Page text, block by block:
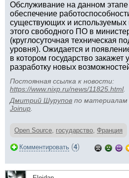
Обслуживание на данном
обеспечение
существующих и используемых
этого свободного ПО в
(круглосуточная техническая
уровня). Ожидается и
в котором государство
разработку новых
Постоянная ссылка к новости:
https://www.nixp.ru/news/11825.html.
Дмитрий Шурупов по материалам
Joinup
Open Source, государство, Франция
Комментировать (4)